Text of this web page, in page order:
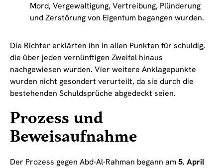
Mord, Vergewaltigung, Vertreibung, Plünderung
und Zerstörung von Eigentum begangen wurden.
Die Richter erklärten ihn in allen Punkten für schuldig,
die über jeden vernünftigen Zweifel hinaus
nachgewiesen wurden. Vier weitere Anklagepunkte
wurden nicht gesondert verurteilt, da sie durch die
bestehenden Schuldsprüche abgedeckt seien.
Prozess und
Beweisaufnahme
Der Prozess gegen Abd-Al-Rahman begann am5. April